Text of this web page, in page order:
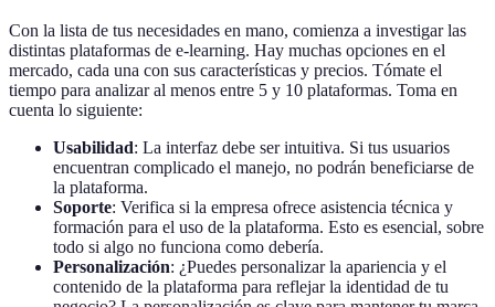
Con la lista de tus necesidades en mano, comienza a investigar las
distintas plataformas de e-learning. Hay muchas opciones en el
mercado, cada una con sus características y precios. Tómate el
tiempo para analizar al menos entre 5 y 10 plataformas. Toma en
cuenta lo siguiente:
Usabilidad: La interfaz debe ser intuitiva. Si tus usuarios
encuentran complicado el manejo, no podrán beneficiarse de
la plataforma.
Soporte: Verifica si la empresa ofrece asistencia técnica y
formación para el uso de la plataforma. Esto es esencial, sobre
todo si algo no funciona como debería.
Personalización: ¿Puedes personalizar la apariencia y el
contenido de la plataforma para reflejar la identidad de tu